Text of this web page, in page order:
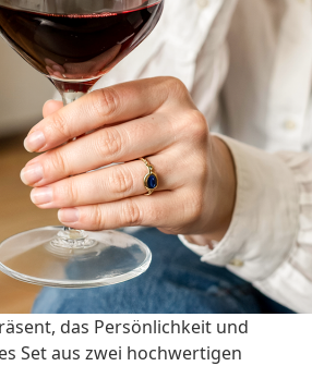
das Persönlichkeit und
Set aus zwei hochwertigen